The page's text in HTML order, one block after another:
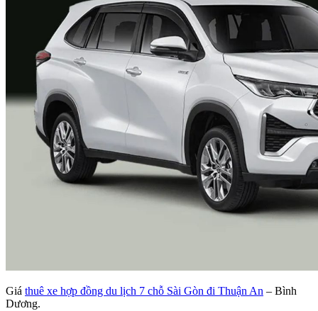
Giá thuê xe hợp đồng du lịch 7 chỗ Sài Gòn đi Thuận An – Bình
Dương.